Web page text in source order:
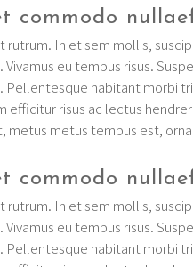
commodo
In et sem mollis,
eu tempus risus.
Pellentesque habitant morbi
efficitur risus ac lectus
metus metus tempus est,
commodo
In et sem mollis,
eu tempus risus.
Pellentesque habitant morbi